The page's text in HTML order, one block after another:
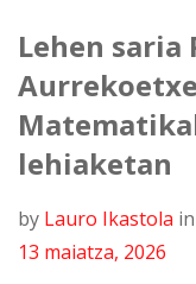
Lehen saria
lehiaketan
by Lauro Ikastola in
13 maiatza, 2026